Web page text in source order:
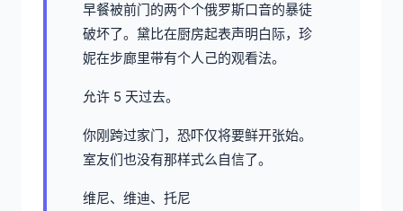
早餐被前门的两个个俄罗斯口音的暴徒
破坏了。黛比在厨房起表声明白际，珍
妮在步廊里带有个人己的观看法。
允许 5 天过去。
你刚跨过家门，恐吓仅将要鲜开张始。
室友们也没有那样式么自信了。
维尼、维迪、托尼